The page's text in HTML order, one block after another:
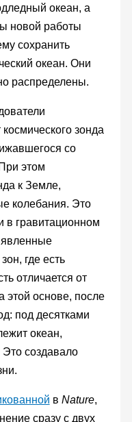
океан, а
новой работы
сохранить
океан. Они
распределены.
зонда
со
этом
к Земле,
колебания. Это
в гравитационном
где есть
отличается от
основе, после
под десятками
океан,
Это создавало
в Nature,
сразу с двух